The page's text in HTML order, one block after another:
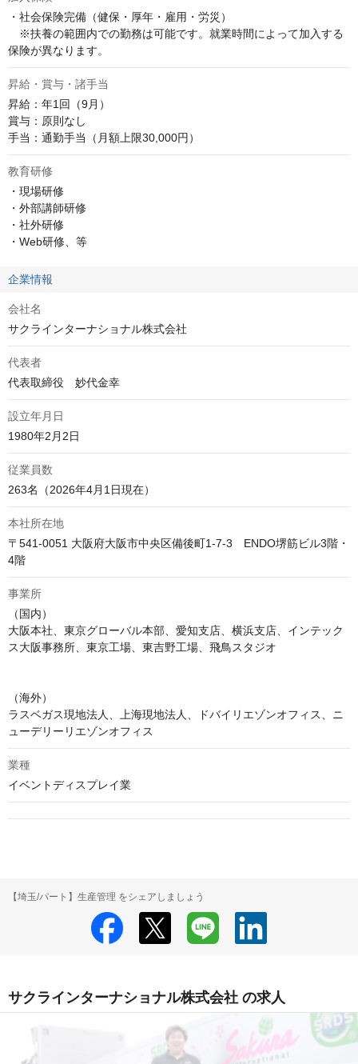
・社会保険完備（健保・厚年・雇用・労災）
※扶養の範囲内での勤務は可能です。就業時間によって加入する
保険が異なります。
昇給・賞与・諸手当
昇給：年1回（9月）
賞与：原則なし
手当：通勤手当（月額上限30,000円）
教育研修
・現場研修
・外部講師研修
・社外研修
・Web研修、等
企業情報
会社名
サクラインターナショナル株式会社
代表者
代表取締役　妙代金幸
設立年月日
1980年2月2日
従業員数
263名（2026年4月1日現在）
本社所在地
〒541-0051 大阪府大阪市中央区備後町1-7-3　ENDO堺筋ビル3階・
4階
事業所
（国内）
大阪本社、東京グローバル本部、愛知支店、横浜支店、インテック
ス大阪事務所、東京工場、東吉野工場、飛鳥スタジオ
（海外）
ラスベガス現地法人、上海現地法人、ドバイリエゾンオフィス、ニ
ューデリーリエゾンオフィス
業種
イベントディスプレイ業
【埼玉/パート】生産管理 をシェアしましょう
サクラインターナショナル株式会社 の求人